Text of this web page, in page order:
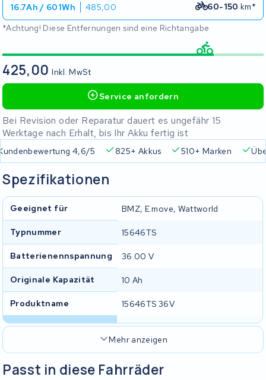
16.7Ah / 601Wh 485,00 60-150 km*
*Achtung! Diese Entfernungen sind eine Richtangabe
425,00Inkl. MwSt
Service anfordern
Bei Revision oder Reparatur dauert es ungefähr 15
Werktage nach Erhalt, bis Ihr Akku fertig ist
4,6/5 825+ Akkus 510+ Marken Über 45.000 Akkus
Spezifikationen
Geeignet für BMZ, E.move, Wattworld
Typnummer 15646TS
Batterienennspannung 36.00 V
Originale Kapazität 10 Ah
Produktname 15646TS 36V
Mehr anzeigen
Passt in diese Fahrräder